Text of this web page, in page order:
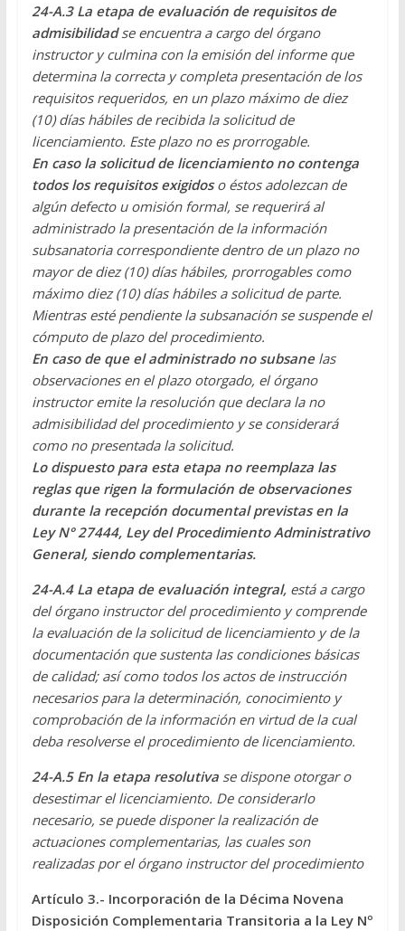
24-A.3 La etapa de evaluación de requisitos de
admisibilidadse encuentra a cargo del órgano
instructor y culmina con la emisión del informe que
determina la correcta y completa presentación de los
requisitos requeridos, en un plazo máximo de diez
(10) días hábiles de recibida la solicitud de
licenciamiento. Este plazo no es prorrogable.
En caso la solicitud de licenciamiento no contenga
todos los requisitos exigidoso éstos adolezcan de
algún defecto u omisión formal, se requerirá al
administrado la presentación de la información
subsanatoria correspondiente dentro de un plazo no
mayor de diez (10) días hábiles, prorrogables como
máximo diez (10) días hábiles a solicitud de parte.
Mientras esté pendiente la subsanación se suspende el
cómputo de plazo del procedimiento.
En caso de que el administrado no subsane las
observaciones en el plazo otorgado, el órgano
instructor emite la resolución que declara la no
admisibilidad del procedimiento y se considerará
como no presentada la solicitud.
Lo dispuesto para esta etapa no reemplaza las
reglas que rigen la formulación de observaciones
durante la recepción documental previstas en la
Ley N° 27444, Ley del Procedimiento Administrativo
General, siendo complementarias.
24-A.4 La etapa de evaluación integral, está a cargo
del órgano instructor del procedimiento y comprende
la evaluación de la solicitud de licenciamiento y de la
documentación que sustenta las condiciones básicas
de calidad; así como todos los actos de instrucción
necesarios para la determinación, conocimiento y
comprobación de la información en virtud de la cual
deba resolverse el procedimiento de licenciamiento.
24-A.5 En la etapa resolutivase dispone otorgar o
desestimar el licenciamiento. De considerarlo
necesario, se puede disponer la realización de
actuaciones complementarias, las cuales son
realizadas por el órgano instructor del procedimiento
Artículo 3.- Incorporación de la Décima Novena
Disposición Complementaria Transitoria a la Ley Nº